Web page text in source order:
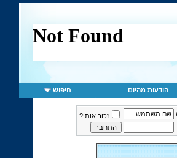
הודעות מהיום חיפוש
זכור אותי?